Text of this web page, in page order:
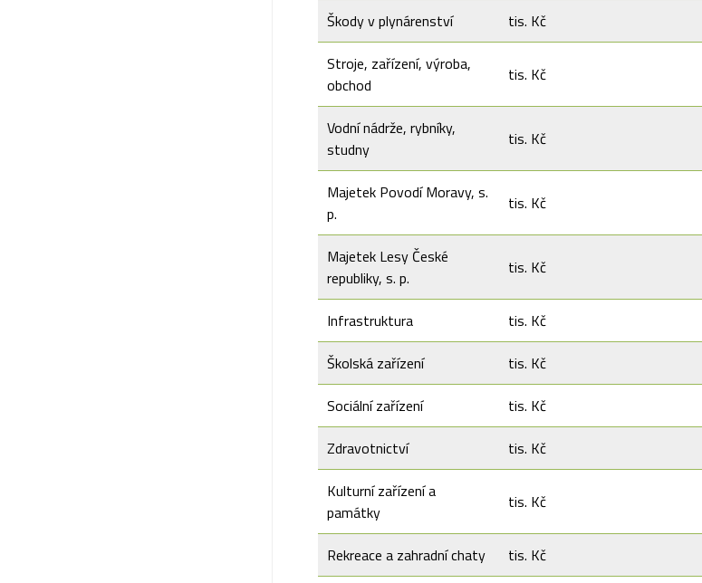
Škody v plynárenství
tis. Kč
Stroje, zařízení, výroba,
obchod
tis. Kč
Vodní nádrže, rybníky,
studny
tis. Kč
Majetek Povodí Moravy, s.
p.
tis. Kč
Majetek Lesy České
republiky, s. p.
tis. Kč
Infrastruktura
tis. Kč
Školská zařízení
tis. Kč
Sociální zařízení
tis. Kč
Zdravotnictví
tis. Kč
Kulturní zařízení a
památky
tis. Kč
Rekreace a zahradní chaty
tis. Kč